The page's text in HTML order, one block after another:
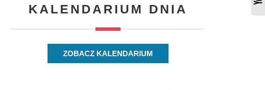
KALENDARIUM DNIA
ZOBACZ KALENDARIUM